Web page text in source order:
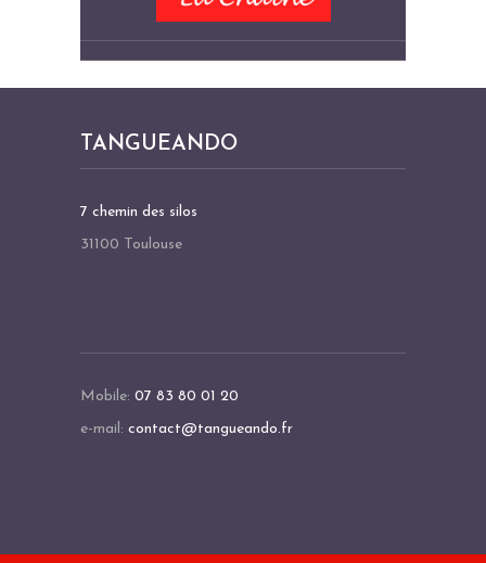
TANGUEANDO
7 chemin des silos
31100 Toulouse
Mobile: 07 83 80 01 20
e-mail: contact@tangueando.fr